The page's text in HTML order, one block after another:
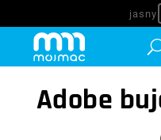
Adobe